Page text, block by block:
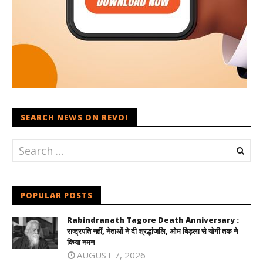
SEARCH NEWS ON REVOI
POPULAR POSTS
Rabindranath Tagore Death Anniversary :
राष्ट्रपति नहीं, नेताओं ने दी श्रद्धांजलि, ओम बिड़ला से योगी तक ने
किया नमन
AUGUST 7, 2026